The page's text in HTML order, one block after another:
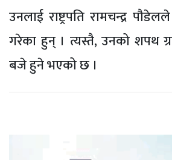
उनलाई राष्ट्रपति रामचन्द्र
गरेका हुन् । त्यस्तै, उनको शपथ
बजे हुने भएको छ ।